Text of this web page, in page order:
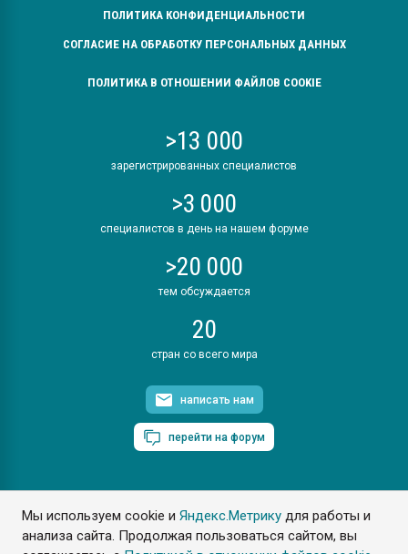
Мы используем cookie иЯндекс.Метрику для работы и
анализа сайта. Продолжая пользоваться сайтом, вы
ПОЛИТИКА КОНФИДЕНЦИАЛЬНОСТИ
СОГЛАСИЕ НА ОБРАБОТКУ ПЕРСОНАЛЬНЫХ ДАННЫХ
ПОЛИТИКА В ОТНОШЕНИИ ФАЙЛОВ COOKIE
>13 000
зарегистрированных специалистов
>3 000
специалистов в день на нашем форуме
>20 000
тем обсуждается
20
стран со всего мира
написать нам
перейти на форум
ПластЭксперт © 2006. Все права защищены
Разрешается копирование материалов сайта с обязательной
ссылкой на www.e-plastic.ru